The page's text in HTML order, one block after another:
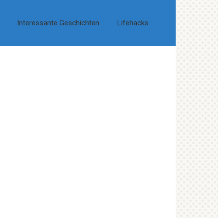
Interessante Geschichten Lifehacks